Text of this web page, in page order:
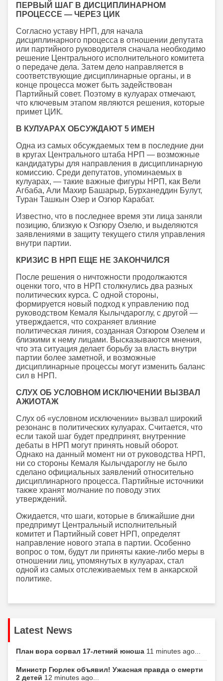
ПЕРВЫЙ ШАГ В ДИСЦИПЛИНАРНОМ
ПРОЦЕССЕ — ЧЕРЕЗ ЦИК
Согласно уставу НРП, для начала
дисциплинарного процесса в отношении депутата
или партийного руководителя сначала необходимо
решение Центрального исполнительного комитета
о передаче дела. Затем дело направляется в
соответствующие дисциплинарные органы, и в
конце процесса может быть задействован
Партийный совет. Поэтому в кулуарах отмечают,
что ключевым этапом являются решения, которые
примет ЦИК.
В КУЛУАРАХ ОБСУЖДАЮТ 5 ИМЕН
Одна из самых обсуждаемых тем в последние дни
в кругах Центрального штаба НРП — возможные
кандидатуры для направления в дисциплинарную
комиссию. Среди депутатов, упоминаемых в
кулуарах, — такие важные фигуры НРП, как Вели
Агбаба, Али Махир Башарыр, Бурханеддин Булут,
Туран Ташкын Озер и Озгюр Карабат.
Известно, что в последнее время эти лица заняли
позицию, близкую к Озгюру Озелю, и выделяются
заявлениями в защиту текущего стиля управления
внутри партии.
КРИЗИС В НРП ЕЩЕ НЕ ЗАКОНЧИЛСЯ
После решения о ничтожности продолжаются
оценки того, что в НРП столкнулись два разных
политических курса. С одной стороны,
формируется новый подход к управлению под
руководством Кемаля Кылычдароглу, с другой —
утверждается, что сохраняет влияние
политическая линия, созданная Озгюром Озелем и
близкими к нему лицами. Высказываются мнения,
что эта ситуация делает борьбу за власть внутри
партии более заметной, и возможные
дисциплинарные процессы могут изменить баланс
сил в НРП.
СЛУХ ОБ УСЛОВНОМ ИСКЛЮЧЕНИИ ВЫЗВАЛ
АЖИОТАЖ
Слух об «условном исключении» вызвал широкий
резонанс в политических кулуарах. Считается, что
если такой шаг будет предпринят, внутренние
дебаты в НРП могут принять новый оборот.
Однако на данный момент ни от руководства НРП,
ни со стороны Кемаля Кылычдароглу не было
сделано официальных заявлений относительно
дисциплинарного процесса. Партийные источники
также хранят молчание по поводу этих
утверждений.
Ожидается, что шаги, которые в ближайшие дни
предпримут Центральный исполнительный
комитет и Партийный совет НРП, определят
направление нового этапа в партии. Особенно
вопрос о том, будут ли приняты какие-либо меры в
отношении лиц, упомянутых в кулуарах, стал
одной из самых отслеживаемых тем в анкарской
политике.
Latest News
План вора сорвал 17-летний юноша 11 minutes ago...
Министр Гюрлек объявил! Ужасная правда о смерти
2 детей 12 minutes ago...